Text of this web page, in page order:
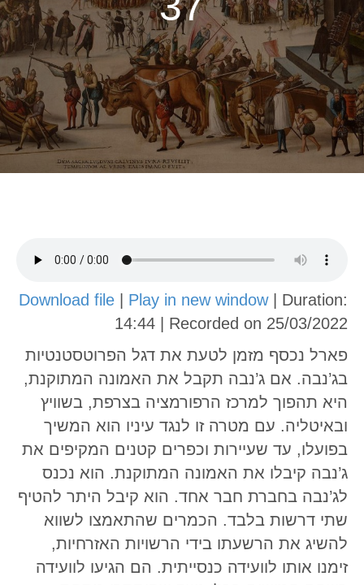
Download file Play in new window| Duration:
14:44
Recorded on 25/03/2022
פארל נכסף מזמן לטעת את דגל הפרוטסטנטיות
בג’נבה. אם ג’נבה תקבל את האמונה המתוקנת,
היא תהפוך למרכז הרפורמציה בצרפת, בשוויץ
ובאיטליה. עם מטרה זו לנגד עיניו הוא המשיך
בפועלו, עד שעיירות וכפרים קטנים המקיפים את
ג’נבה קיבלו את האמונה המתוקנת. הוא נכנס
לג’נבה בחברת חבר אחד. הוא קיבל היתר להטיף
שתי דרשות בלבד. הכמרים שהתאמצו לשווא
להשיג את הרשעתו בידי הרשויות האזרחיות,
זימנו אותו לוועידה כנסייתית. הם הגיעו לוועידה